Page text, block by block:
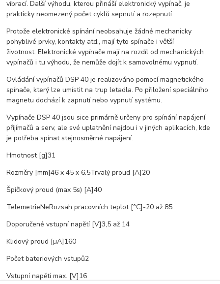
vibrací. Další výhodu, kterou přináší elektronický vypínač, je
prakticky neomezený počet cyklů sepnutí a rozepnutí.
Protože elektronické spínání neobsahuje žádné mechanicky
pohyblivé prvky, kontakty atd., mají tyto spínače i větší
životnost. Elektronické vypínače mají na rozdíl od mechanických
vypínačů i tu výhodu, že nemůže dojít k samovolnému vypnutí.
Ovládání vypínačů DSP 40 je realizováno pomocí magnetického
spínače, který lze umístit na trup letadla. Po přiložení speciálního
magnetu dochází k zapnutí nebo vypnutí systému.
Vypínače DSP 40 jsou sice primárně určeny pro spínání napájení
přijímačů a serv, ale své uplatnění najdou i v jiných aplikacích, kde
je potřeba spínat stejnosměrné napájení.
Hmotnost [g]31
Rozměry [mm]46 x 45 x 6.5Trvalý proud [A]20
Špičkový proud (max 5s) [A]40
TelemetrieNeRozsah pracovních teplot [°C]-20 až 85
Doporučené vstupní napětí [V]3,5 až 14
Klidový proud [µA]160
Počet bateriových vstupů2
Vstupní napětí max. [V]16